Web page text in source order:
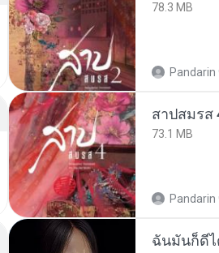
78.3 MB
Pandarin
สาปสมรส
73.1 MB
Pandarin
ฉันมันก็ดี